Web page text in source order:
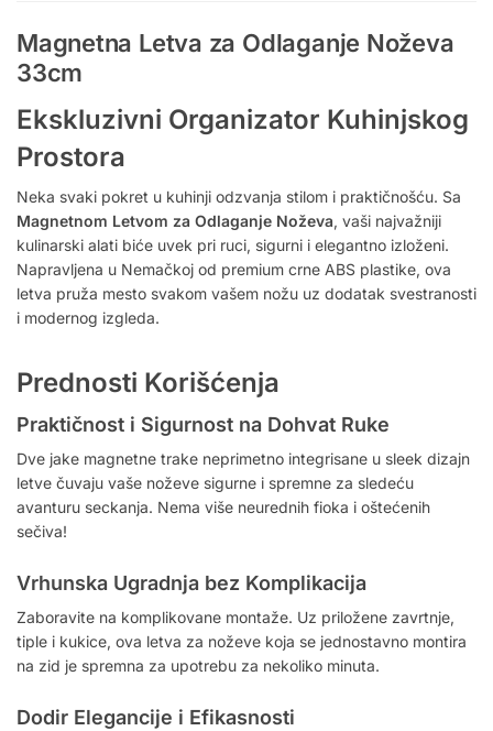
Magnetna Letva za Odlaganje Noževa
33cm
Ekskluzivni Organizator Kuhinjskog
Prostora
Neka svaki pokret u kuhinji odzvanja stilom i praktičnošću. Sa
Magnetnom Letvom za Odlaganje Noževa, vaši najvažniji
kulinarski alati biće uvek pri ruci, sigurni i elegantno izloženi.
Napravljena u Nemačkoj od premium crne ABS plastike, ova
letva pruža mesto svakom vašem nožu uz dodatak svestranosti
i modernog izgleda.
Prednosti Korišćenja
Praktičnost i Sigurnost na Dohvat Ruke
Dve jake magnetne trake neprimetno integrisane u sleek dizajn
letve čuvaju vaše noževe sigurne i spremne za sledeću
avanturu seckanja. Nema više neurednih fioka i oštećenih
sečiva!
Vrhunska Ugradnja bez Komplikacija
Zaboravite na komplikovane montaže. Uz priložene zavrtnje,
tiple i kukice, ova letva za noževe koja se jednostavno montira
na zid je spremna za upotrebu za nekoliko minuta.
Dodir Elegancije i Efikasnosti